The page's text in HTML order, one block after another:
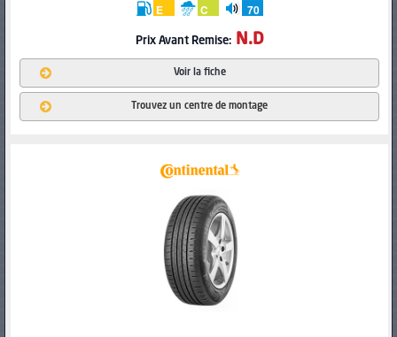
E C
70
Prix Avant Remise:N.D
Voir la fiche
Trouvez un centre de montage